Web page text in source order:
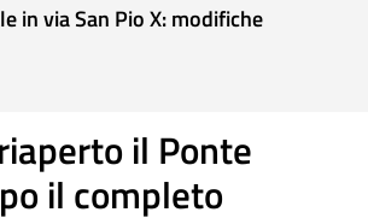
in via San Pio X: modifiche
il Ponte
il completo